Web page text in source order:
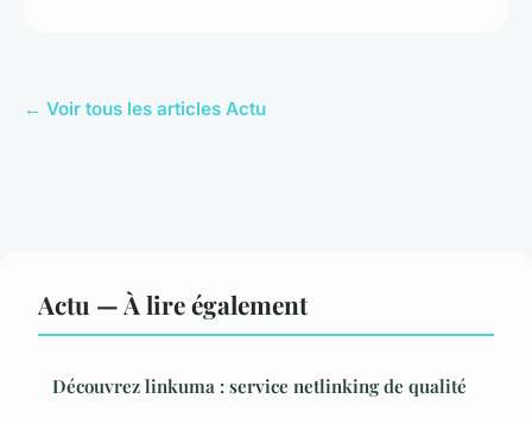
← Voir tous les articles Actu
Actu — À lire également
Découvrez linkuma : service netlinking de qualité